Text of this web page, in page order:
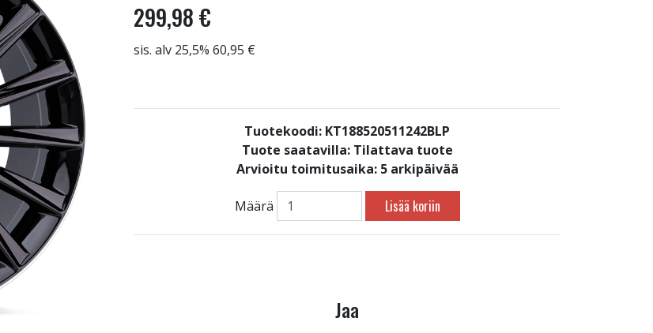
299,98 €
sis. alv 25,5% 60,95 €
Tuotekoodi: KT188520511242BLP
Tuote saatavilla: Tilattava tuote
Arvioitu toimitusaika: 5 arkipäivää
Määrä Lisää koriin
Jaa